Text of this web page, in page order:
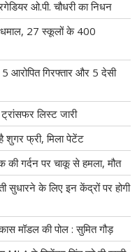
ओ.पी. चौधरी का निधन
धमाल, 27 स्कूलों के 400
आरोपित गिरफ्तार और 5 देसी
लिस्ट जारी
शुगर फ्री, मिला पेटेंट
की गर्दन पर चाकू से हमला, मौत
सुधारने के लिए इन केंद्रों पर होगी
मॉडल की पोल : सुमित गौड़